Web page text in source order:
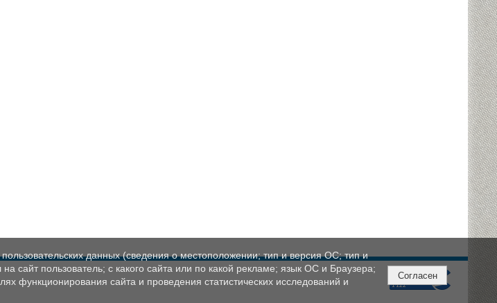
данных (сведения о местоположении; тип и версия ОС; тип и
сайт пользователь; с какого сайта или по какой рекламе; язык ОС и Браузера;
функционирования сайта и проведения статистических исследований и
Согласен